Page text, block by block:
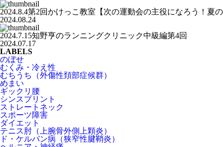
2024.8.4第2回かけっこ教室【次の運動会の主役になろう！夏
2024.08.24
2024.7.15知野亨のランニングクリニック中級編第4回
2024.07.17
LABELS
のぼせ
むくみ・冷え性
むちうち（外傷性頚部症候群）
めまい
ギックリ腰
シンスプリント
ストレートネック
スポーツ障害
ダイエット
テニス肘（上腕骨外側上顆炎）
ド・ケルバン病（狭窄性腱鞘炎）